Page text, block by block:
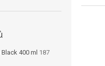
400 ml 187